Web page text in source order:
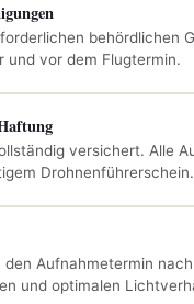
behördlichen
und vor dem Flugtermin.
versichert. Alle
Drohnenführerschein.
den Aufnahmetermin
und optimalen